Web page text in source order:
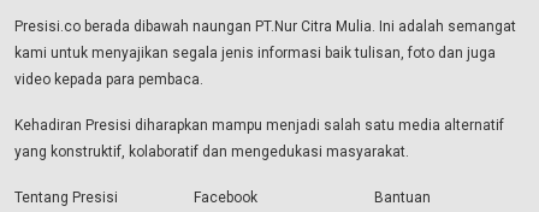
Presisi.co berada dibawah naungan PT.Nur Citra Mulia. Ini adalah semangat
kami untuk menyajikan segala jenis informasi baik tulisan, foto dan juga
video kepada para pembaca.
Kehadiran Presisi diharapkan mampu menjadi salah satu media alternatif
yang konstruktif, kolaboratif dan mengedukasi masyarakat.
Tentang Presisi Facebook Bantuan